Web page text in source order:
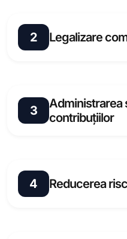
vedetat din baza
asigurând mobilizarea
aveți nevoie, exact
2 Legalizare
certificate de detașare
VCA/BHP și certificat
3
Administrarea
contribuțiilor
salarizare, gestionând
contribuțiile sociale
contabilitatea și a
4 Reducerea